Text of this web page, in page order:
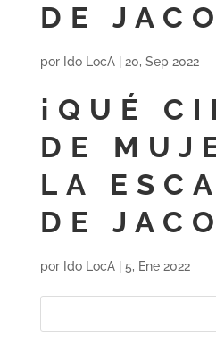
DE
por Ido LocA| 20, Sep 2022
¡QUÉ
DE
LA
DE
por Ido LocA| 5, Ene 2022